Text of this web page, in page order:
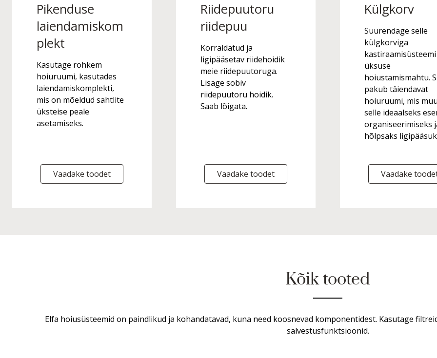
Pikenduse
laiendamiskom
plekt
Kasutage rohkem
hoiuruumi, kasutades
laiendamiskomplekti,
mis on mõeldud sahtlite
üksteise peale
asetamiseks.
Vaadake toodet
Riidepuutoru
riidepuu
Korraldatud ja
ligipääsetav riidehoidik
meie riidepuutoruga.
Lisage sobiv
riidepuutoru hoidik.
Saab lõigata.
Vaadake toodet
Külgkorv
Suurendage selle
külgkorviga
kastiraamisüsteemi
üksuse
hoiustamismahtu.
pakub täiendavat
hoiuruumi, mis
selle ideaalseks
organiseerimiseks
hõlpsaks
Vaadake
Kõik tooted
Elfa hoiusüsteemid on paindlikud ja kohandatavad, kuna need koosnevad komponentidest. Kasutage
salvestusfunktsioonid.